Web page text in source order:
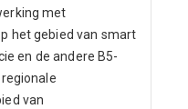
met
het gebied van smart
en de andere B5-
van